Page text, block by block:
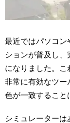
最近ではパソコン
ションが普及し、
になりました。こ
非常に有効なツー
色が一致すること
シミュレーター